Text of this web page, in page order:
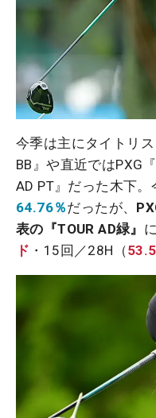
今季は主にタイトリ
BB』や直近ではPXG
AD PT』だった木下。
64.76％だったが、
表の『TOUR AD緑』
ド ・15回／28H（